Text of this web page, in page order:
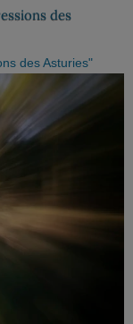
des
des Asturies"